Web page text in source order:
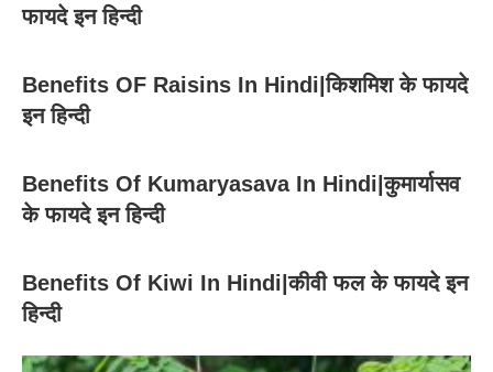
फायदे इन हिन्दी
Benefits OF Raisins In Hindi|किशमिश के फायदे
इन हिन्दी
Benefits Of Kumaryasava In Hindi|कुमार्यासव
के फायदे इन हिन्दी
Benefits Of Kiwi In Hindi|कीवी फल के फायदे इन
हिन्दी